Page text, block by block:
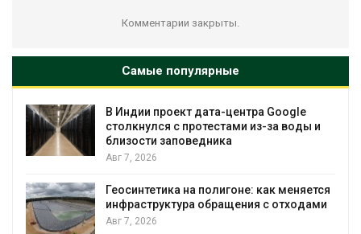
Комментарии закрыты.
Самые популярные
Дождевая вода с крыш может помочь
городам переживать жару
Авг 7, 2026
строительство мусорных объектов и
уборку контейнерных площадок
Авг 7, 2026